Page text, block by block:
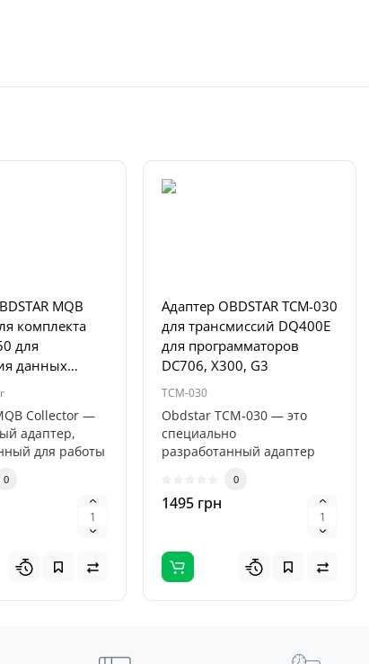
MQB
комплекта
для
данных
ELV/TCM
Collector —
адаптер,
для работы
0
Адаптер OBDSTAR TCM-030
для трансмиссий DQ400E
для программаторов
DC706, X300, G3
TCM-030
Obdstar TCM‑030 — это
специально
разработанный адаптер
трансмиссиями DQ400E,
совместимы..
0
1495 грн